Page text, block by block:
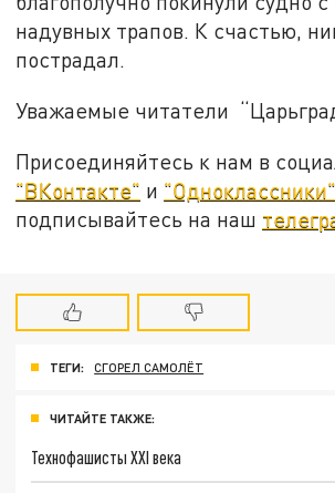
надувных трапов. К счастью,
пострадал.
Уважаемые читатели
Присоединяйтесь к нам в
"ВКонтакте" и "Одноклассники"
подписывайтесь на наш
ТЕГИ: СГОРЕЛ САМОЛЁТ
ЧИТАЙТЕ ТАКЖЕ:
Технофашисты XXI века